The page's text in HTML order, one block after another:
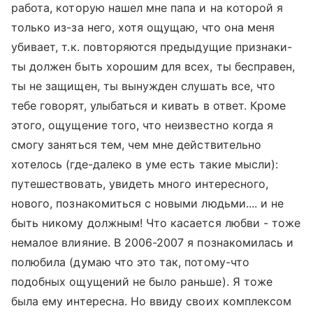
работа, которую нашел мне папа и на которой я
только из-за него, хотя ощущаю, что она меня
убивает, т.к. повторяются предыдущие признаки-
ты должен быть хорошим для всех, ты бесправен,
ты не защищен, ты вынужден слушать все, что
тебе говорят, улыбаться и кивать в ответ. Кроме
этого, ощущение того, что неизвестно когда я
смогу заняться тем, чем мне действительно
хотелось (где-далеко в уме есть такие мысли):
путешествовать, увидеть много интересного,
нового, познакомиться с новыми людьми.... и не
быть никому должным! Что касается любви - тоже
немалое влияние. В 2006-2007 я познакомилась и
полюбила (думаю что это так, потому-что
подобных ощущений не было раньше). Я тоже
была ему интересна. Но ввиду своих комплексом